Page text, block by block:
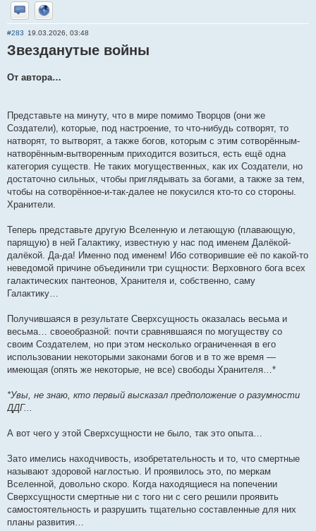
Отправить личное сообщение
Сайт
#283 19.03.2026, 03:48
Звезданутые войны
От автора…
Представьте на минуту, что в мире помимо Творцов (они же
Создатели), которые, под настроение, то что-нибудь сотворят, то
натворят, то вытворят, а также богов, которым с этим сотворённым-
натворённым-вытворенным приходится возиться, есть ещё одна
категория существ. Не таких могущественных, как их Создатели, но
достаточно сильных, чтобы приглядывать за богами, а также за тем,
чтобы на сотворённое-и-так-далее не покусился кто-то со стороны.
Хранители.
Теперь представьте другую Вселенную и летающую (плавающую,
парящую) в ней Галактику, известную у нас под именем Далёкой-
далёкой. Да-да! Именно под именем! Ибо сотворившие её по какой-то
неведомой причине объединили три сущности: Верховного бога всех
галактических пантеонов, Хранителя и, собственно, саму
Галактику…
Получившаяся в результате Сверхсущность оказалась весьма и
весьма… своеобразной: почти сравнявшаяся по могуществу со
своим Создателем, но при этом несколько ограниченная в его
использовании некоторыми законами богов и в то же время —
имеющая (опять же некоторые, не все) свободы Хранителя…*
*Увы, не знаю, кто первый высказал предположение о разумности
ДДГ...
А вот чего у этой Сверхсущности не было, так это опыта…
Зато имелись находчивость, изобретательность и то, что смертные
называют здоровой наглостью. И проявилось это, по меркам
Вселенной, довольно скоро. Когда находящиеся на попечении
Сверхсущности смертные ни с того ни с сего решили проявить
самостоятельность и разрушить тщательно составленные для них
планы развития…